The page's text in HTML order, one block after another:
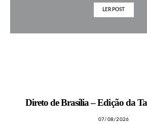
LER POST
Direto de Brasília – Edição da
07/08/2026